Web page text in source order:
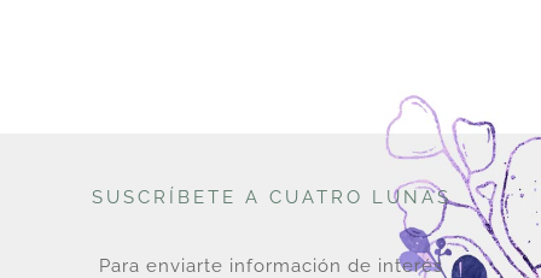
SUSCRÍBETE A CUATRO LUNAS
Para enviarte información de interés